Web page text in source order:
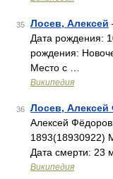
35 Лосев, Алексей
Дата рождения:
рождения:
Место с …
Википедия
36 Лосев,
Алексей
1893(18930922)
Дата смерти: 23
Википедия